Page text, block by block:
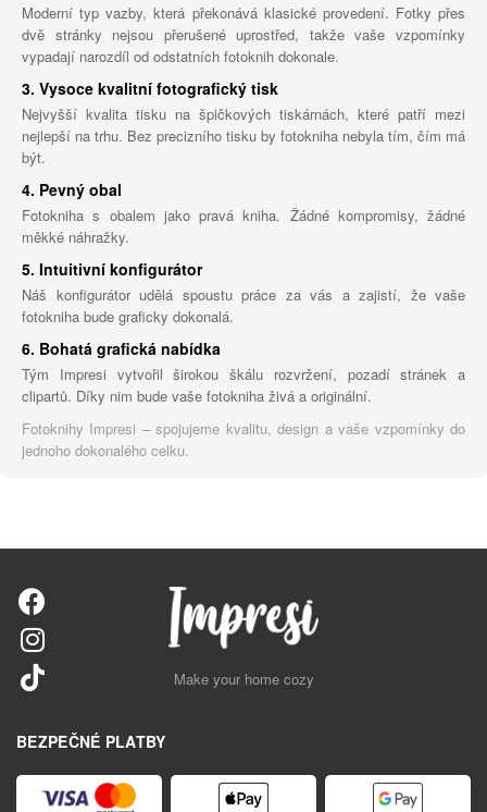
Moderní typ vazby, která překonává klasické provedení. Fotky přes
dvě stránky nejsou přerušené uprostřed, takže vaše vzpomínky
vypadají narozdíl od odstatních fotoknih dokonale.
3. Vysoce kvalitní fotografický tisk
Nejvyšší kvalita tisku na špičkových tiskárnách, které patří mezi
nejlepší na trhu. Bez precizního tisku by fotokniha nebyla tím, čím má
být.
4. Pevný obal
Fotokniha s obalem jako pravá kniha. Žádné kompromisy, žádné
měkké náhražky.
5. Intuitivní konfigurátor
Náš konfigurátor udělá spoustu práce za vás a zajistí, že vaše
fotokniha bude graficky dokonalá.
6. Bohatá grafická nabídka
Tým Impresi vytvořil širokou škálu rozvržení, pozadí stránek a
clipartů. Díky nim bude vaše fotokniha živá a originální.
Fotoknihy Impresi – spojujeme kvalitu, design a vaše vzpomínky do
jednoho dokonalého celku.
Make your home cozy
BEZPEČNÉ PLATBY